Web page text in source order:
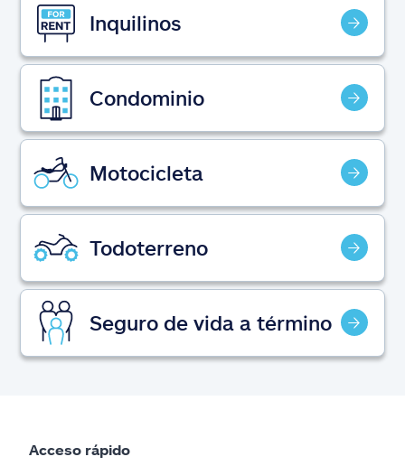
Asistencia y apoyo
Buscar agente
Ashburn, VA 20146
English
Inquilinos
Condominio
Motocicleta
Todoterreno
Seguro de vida a término
Acceso rápido